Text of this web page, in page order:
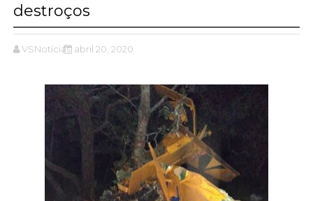
destroços
VSNotícias abril 20, 2020